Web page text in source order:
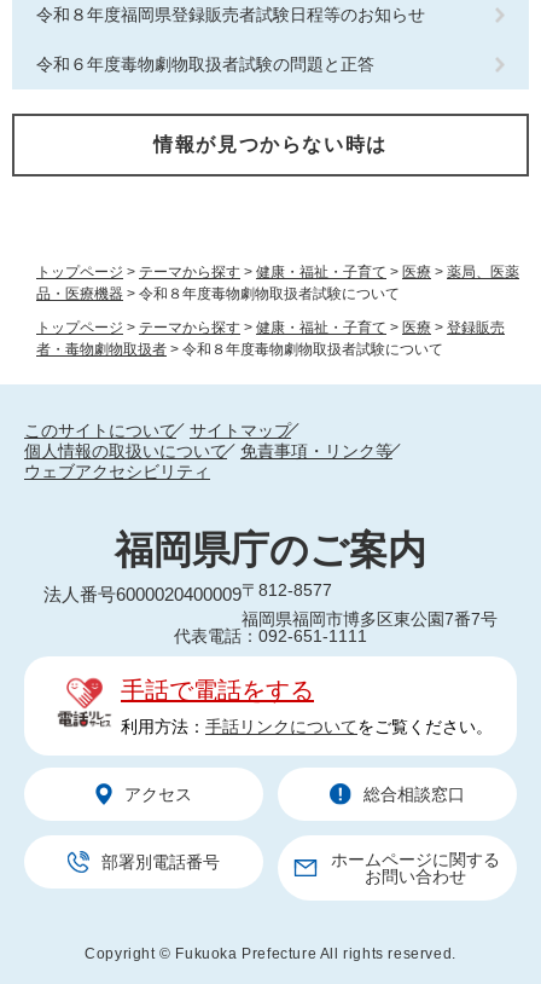
トップページ > テーマから探す > 健康・福祉・子育て > 医療 > 薬局、医薬
品・医療機器 > 令和８年度毒物劇物取扱者試験について
トップページ > テーマから探す > 健康・福祉・子育て > 医療 > 登録販売
者・毒物劇物取扱者 > 令和８年度毒物劇物取扱者試験について
令和８年度福岡県登録販売者試験日程等のお知らせ
令和６年度毒物劇物取扱者試験の問題と正答
情報が見つからない時は
このサイトについて
サイトマップ
個人情報の取扱いについて
免責事項・リンク等
ウェブアクセシビリティ
福岡県庁のご案内
法人番号6000020400009〒812-8577
福岡県福岡市博多区東公園7番7号
代表電話：092-651-1111
手話で電話をする
利用方法： 手話リンクについてをご覧ください。
アクセス 総合相談窓口
部署別電話番号
ホームページに関する
お問い合わせ
Copyright © Fukuoka Prefecture All rights reserved.